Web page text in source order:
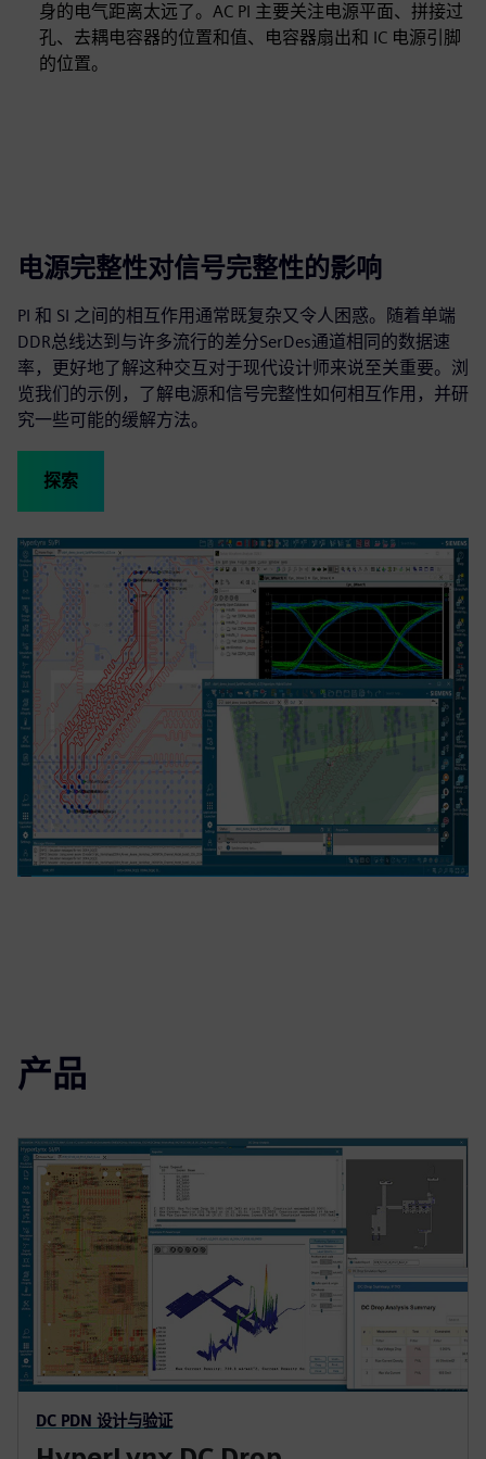
身的电气距离太远了。AC PI 主要关注电源平面、拼接过
孔、去耦电容器的位置和值、电容器扇出和 IC 电源引脚
的位置。
电源完整性对信号完整性的影响
PI 和 SI 之间的相互作用通常既复杂又令人困惑。随着单端
DDR总线达到与许多流行的差分SerDes通道相同的数据速
率，更好地了解这种交互对于现代设计师来说至关重要。浏
览我们的示例，了解电源和信号完整性如何相互作用，并研
究一些可能的缓解方法。
探索
产品
DC PDN 设计与验证